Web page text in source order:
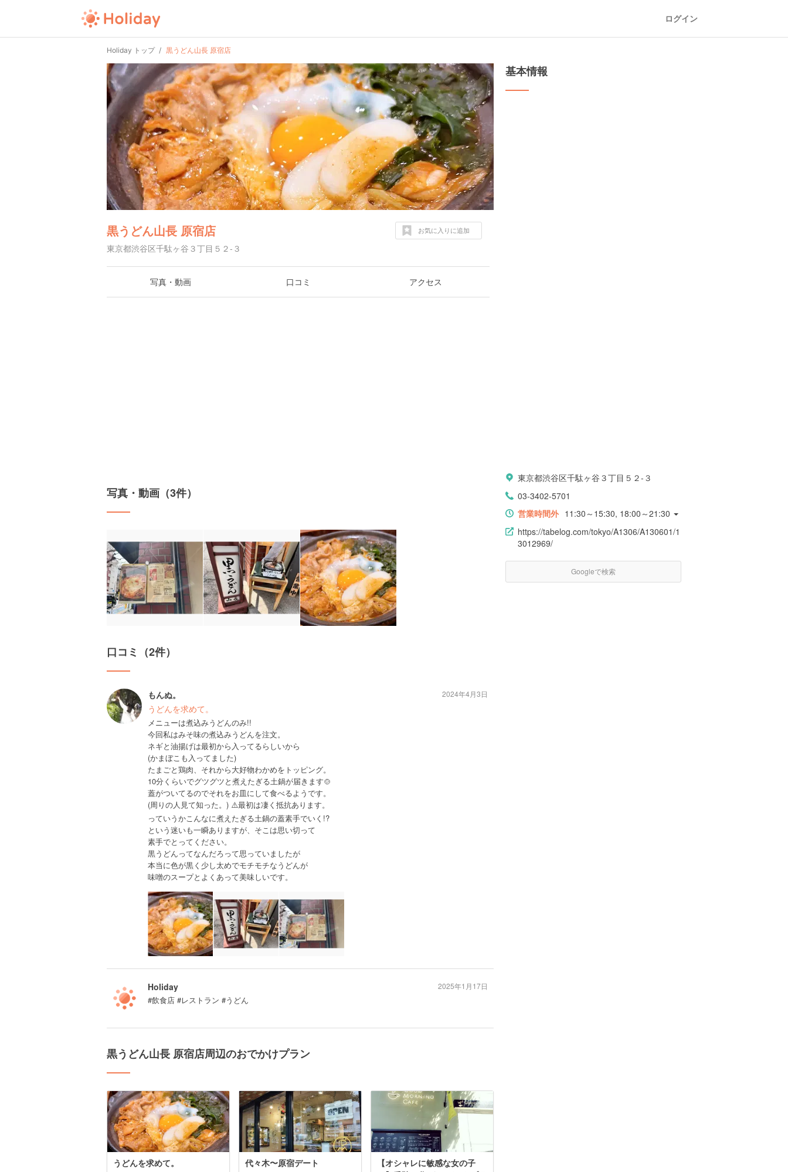
ログイン
Holiday トップ 黒うどん山長 原宿店
黒うどん山長 原宿店
東京都渋谷区千駄ヶ谷３丁目５２-３
お気に入りに追加
写真・動画 口コミ アクセス
写真・動画（3件）
口コミ（2件）
もんぬ。
うどんを求めて。
メニューは煮込みうどんのみ!!
今回私はみそ味の煮込みうどんを注文。
ネギと油揚げは最初から入ってるらしいから
(かまぼこも入ってました)
たまごと鶏肉、それから大好物わかめをトッピング。
10分くらいでグツグツと煮えたぎる土鍋が届きます🍲
蓋がついてるのでそれをお皿にして食べるようです。
(周りの人見て知った。) ⚠️最初は凄く抵抗あります。
っていうかこんなに煮えたぎる土鍋の蓋素手でいく!?
という迷いも一瞬ありますが、そこは思い切って
素手でとってください。
黒うどんってなんだろって思っていましたが
本当に色が黒く少し太めでモチモチなうどんが
味噌のスープとよくあって美味しいです。
2024年4月3日
Holiday
#飲食店 #レストラン #うどん
2025年1月17日
黒うどん山長 原宿店周辺のおでかけプラン
うどんを求めて。 代々木〜原宿デート
【オシャレに敏感な女の子
基本情報
東京都渋谷区千駄ヶ谷３丁目５２-３
03-3402-5701
営業時間外 11:30～15:30, 18:00～21:30
https://tabelog.com/tokyo/A1306/A130601/1
3012969/
Googleで検索